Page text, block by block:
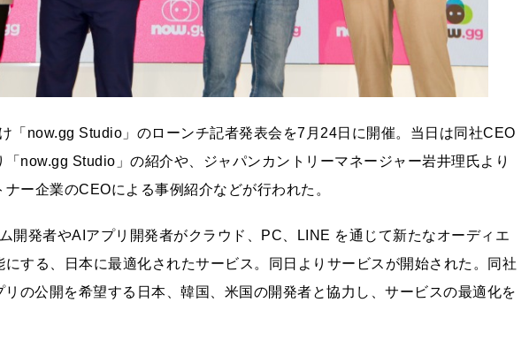
「now.gg Studio」のローンチ記者発表会を7月24日に開催。当日は同社CEO
now.gg Studio」の紹介や、ジャパンカントリーマネージャー岩井理氏より
ー企業のCEOによる事例紹介などが行われた。
開発者やAIアプリ開発者がクラウド、PC、LINE を通じて新たなオーディエ
する、日本に最適化されたサービス。同日よりサービスが開始された。同社
の公開を希望する日本、韓国、米国の開発者と協力し、サービスの最適化を